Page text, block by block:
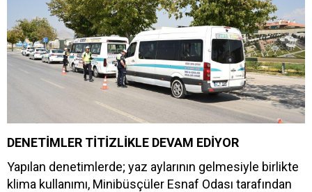
DENETİMLER TİTİZLİKLE DEVAM EDİYOR
Yapılan denetimlerde; yaz aylarının gelmesiyle birlikte
klima kullanımı, Minibüsçüler Esnaf Odası tarafından